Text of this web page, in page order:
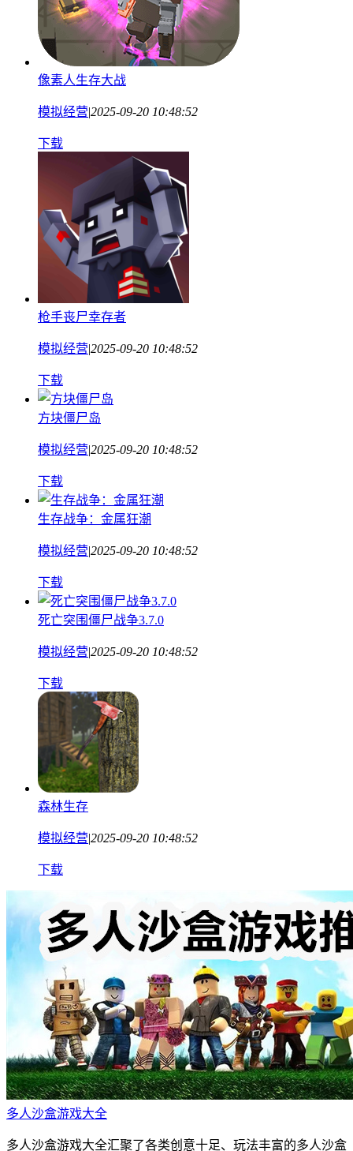
像素人生存大战
模拟经营|2025-09-20 10:48:52
下载
枪手丧尸幸存者
模拟经营|2025-09-20 10:48:52
下载
方块僵尸岛
模拟经营|2025-09-20 10:48:52
下载
生存战争：金属狂潮
模拟经营|2025-09-20 10:48:52
下载
死亡突围僵尸战争3.7.0
模拟经营|2025-09-20 10:48:52
下载
森林生存
模拟经营|2025-09-20 10:48:52
下载
多人沙盒游戏大全
多人沙盒游戏大全汇聚了各类创意十足、玩法丰富的多人沙盒